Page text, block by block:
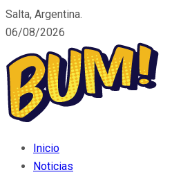
Salta, Argentina.
06/08/2026
Inicio
Noticias